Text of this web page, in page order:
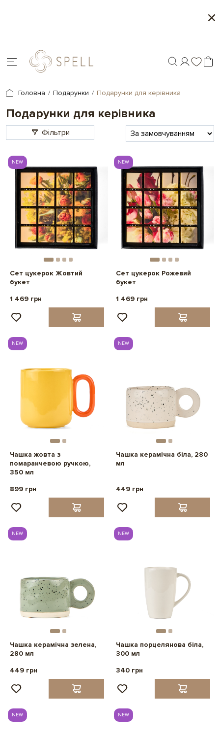
Головна Подарунки Подарунки для керівника
Подарунки для керівника
Фільтри
NEW
Сет цукерок Жовтий
букет
1 469 грн
NEW
Сет цукерок Рожевий
букет
1 469 грн
NEW
Чашка жовта з
помаранчевою ручкою,
350 мл
899 грн
NEW
Чашка керамічна біла, 280
мл
449 грн
NEW
Чашка керамічна зелена,
280 мл
449 грн
NEW
Чашка порцелянова біла,
300 мл
340 грн
NEW NEW